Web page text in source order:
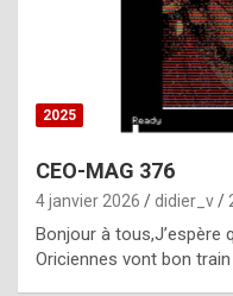
2025
CEO-MAG 376
4 janvier 2026 didier_v
Bonjour à tous,J’espère
Oriciennes vont bon train